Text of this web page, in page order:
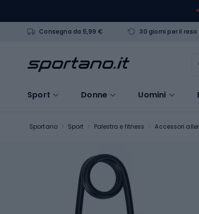
Consegna da 5,99 € 30 giorni per il reso
Sport Donne Uomini
Sportano Sport Palestra e fitness Accessori